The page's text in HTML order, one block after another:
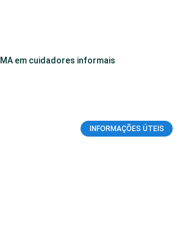
em cuidadores informais
INFORMAÇÕES ÚTEIS